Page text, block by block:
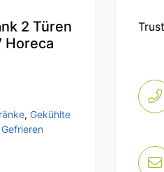
2 Türen
Horeca
, Gekühlte